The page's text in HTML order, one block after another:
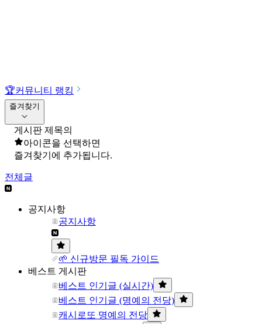
🏆커뮤니티 랭킹
즐겨찾기
게시판 제목의
아이콘을 선택하면
즐겨찾기에 추가됩니다.
전체글
공지사항
공지사항
🌱 신규방문 필독 가이드
베스트 게시판
베스트 인기글 (실시간)
베스트 인기글 (명예의 전당)
캐시로또 명예의 전당